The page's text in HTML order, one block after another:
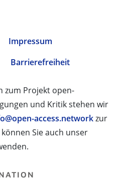
Impressum
Barrierefreiheit
zum Projekt open-
und Kritik stehen wir
access.networkzur
Sie auch unser